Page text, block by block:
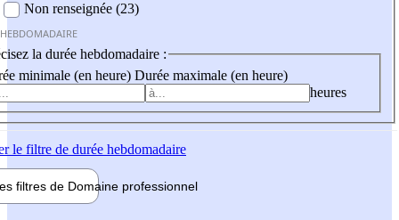
Non renseignée (23)
la durée hebdomadaire :
minimale (en heure) Durée maximale (en heure)
heures
le filtre de durée hebdomadaire
filtres de Domaine professionnel